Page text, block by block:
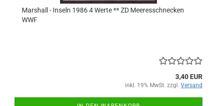
Marshall - Inseln 1986 4 Werte ** ZD Meeresschnecken
WWF
3,40 EUR
inkl. 19% MwSt. zzgl. Versand